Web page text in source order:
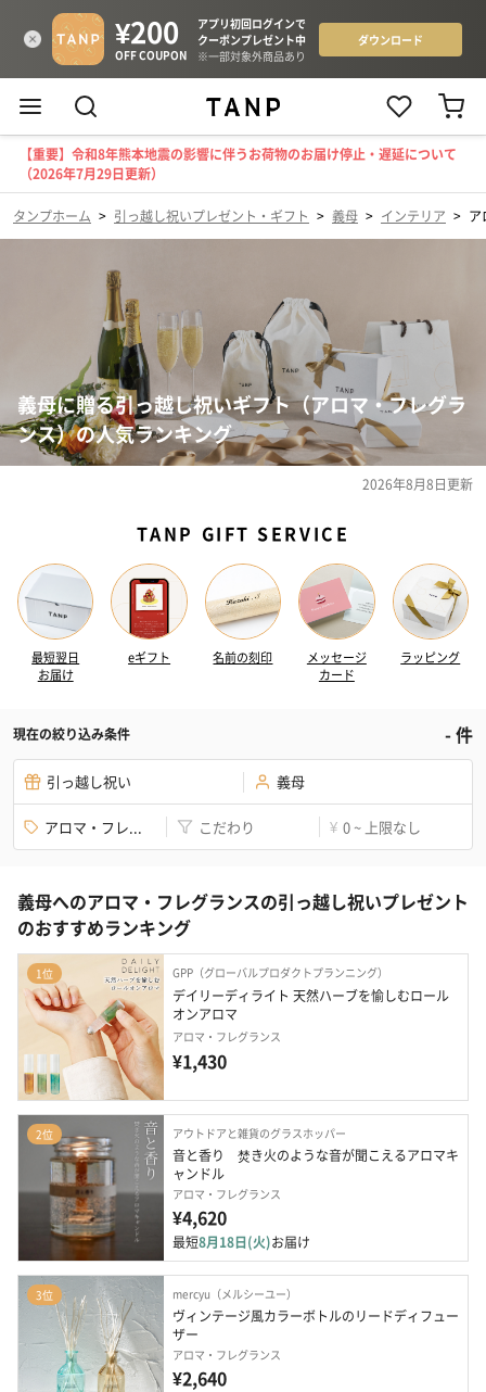
【重要】令和8年熊本地震の影響に伴うお荷物のお届け停止・遅延について
（2026年7月29日更新）
タンプホーム > 引っ越し祝いプレゼント・ギフト > 義母 > インテリア > ア
義母に贈る引っ越し祝いギフト（アロマ・フレグラ
ンス）の人気ランキング
2026年8月8日更新
TANP GIFT SERVICE
最短翌日
お届け
eギフト 名前の刻印
メッセージ
カード
ラッピング
現在の絞り込み条件 -件
引っ越し祝い 義母
アロマ・フレ... こだわり ¥ 0 ~ 上限なし
義母へのアロマ・フレグランスの引っ越し祝いプレゼント
のおすすめランキング
1位 GPP（グローバルプロダクトプランニング）
デイリーディライト 天然ハーブを愉しむロール
オンアロマ
アロマ・フレグランス
¥1,430
2位 アウトドアと雑貨のグラスホッパー
音と香り　焚き火のような音が聞こえるアロマキ
ャンドル
アロマ・フレグランス
¥4,620
最短8月18日(火)お届け
3位 mercyu（メルシーユー）
ヴィンテージ風カラーボトルのリードディフュー
ザー
アロマ・フレグランス
¥2,640